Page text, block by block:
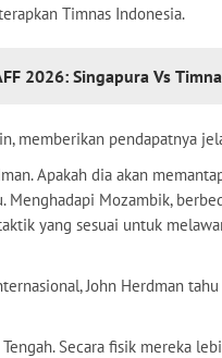
Timnas Indonesia.
2026: Singapura Vs
memberikan pendapatnya
Apakah dia akan
Mozambik,
yang sesuai untuk
John Herdman
Secara fisik mereka